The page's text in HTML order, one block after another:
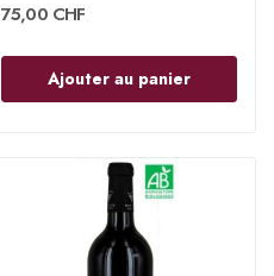
75,00 CHF
Ajouter au panier